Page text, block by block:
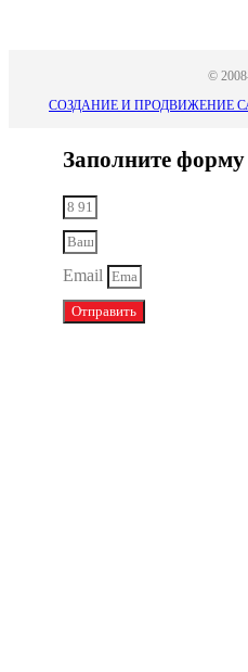
©
СОЗДАНИЕ И ПРОДВИЖЕНИЕ
Заполните форму
Email
Отправить